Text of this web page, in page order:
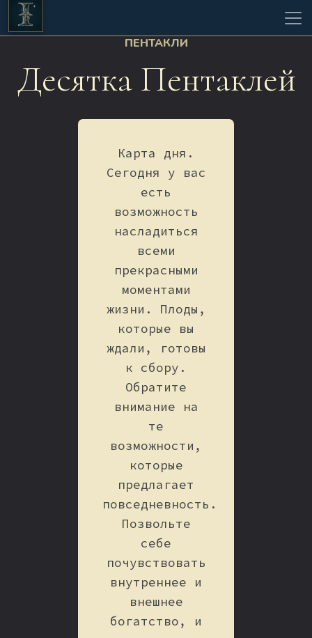
ПЕНТАКЛИ
Десятка Пентаклей
Карта дня.
Сегодня у вас
есть
возможность
насладиться
всеми
прекрасными
моментами
жизни. Плоды,
которые вы
ждали, готовы
к сбору.
Обратите
внимание на
те
возможности,
которые
предлагает
повседневность.
Позвольте
себе
почувствовать
внутреннее и
внешнее
богатство, и